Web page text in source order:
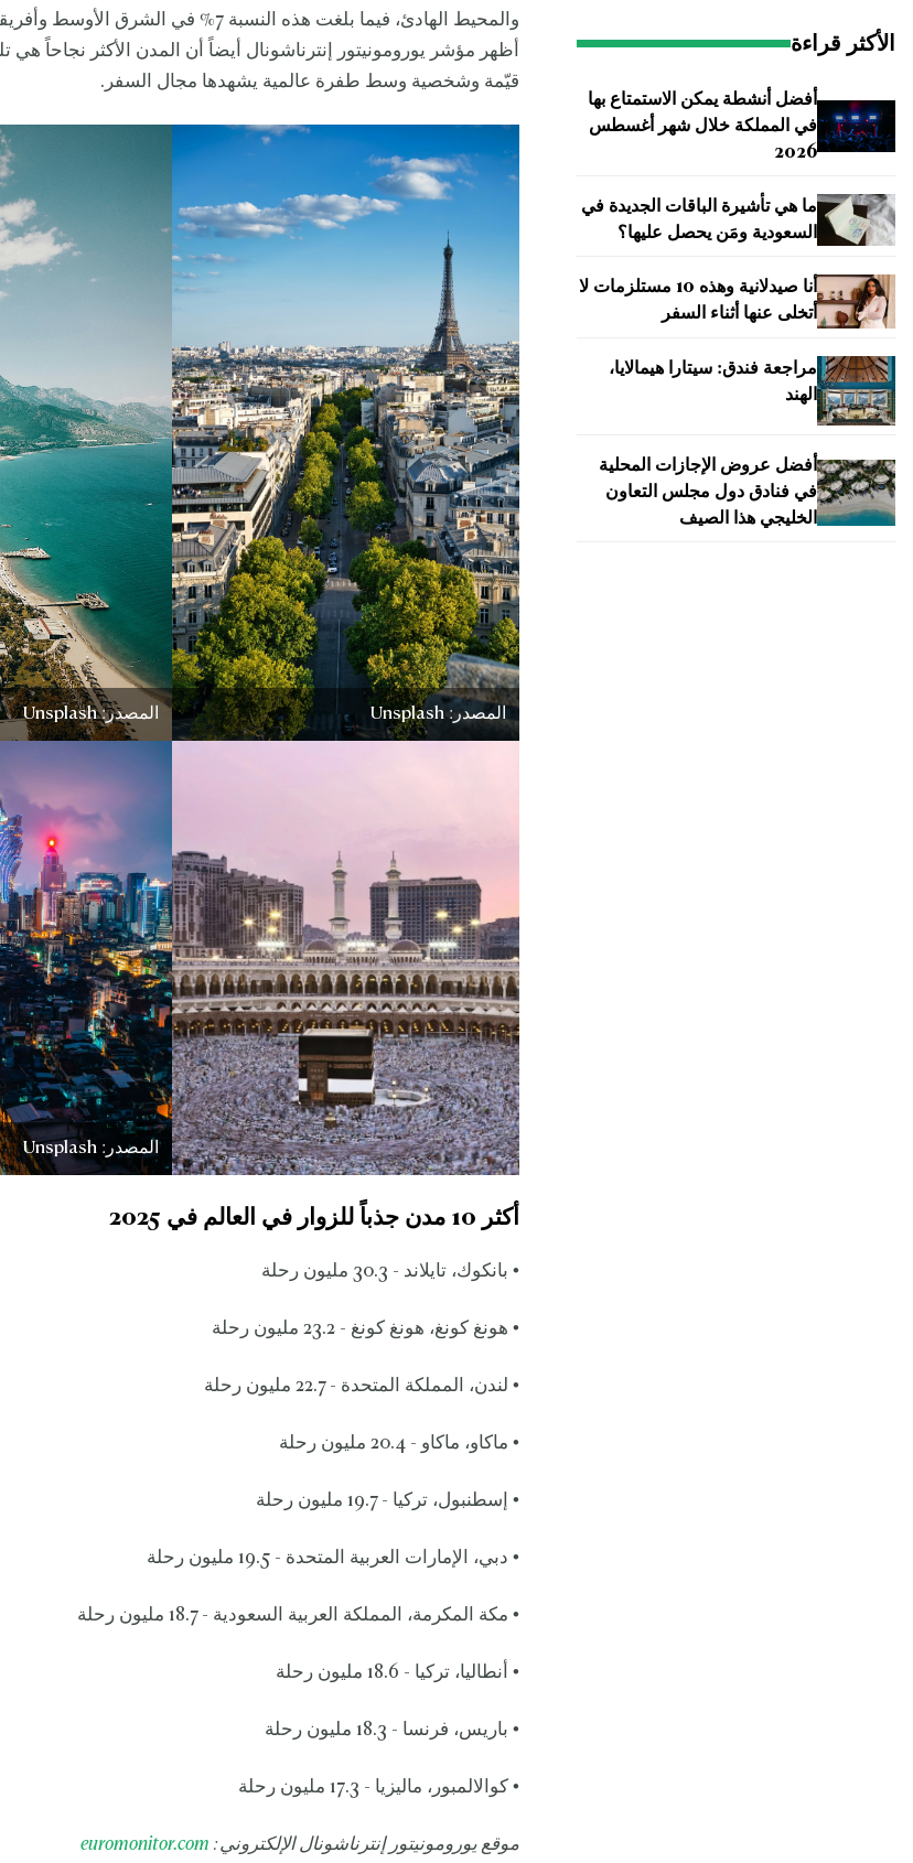
الأكثر قراءة
أفضل أنشطة يمكن الاستمتاع بها
في المملكة خلال شهر أغسطس
2026
ما هي تأشيرة الباقات الجديدة في
السعودية ومَن يحصل عليها؟
أنا صيدلانية وهذه 10 مستلزمات لا
أتخلى عنها أثناء السفر
مراجعة فندق: سيتارا هيمالايا،
الهند
أفضل عروض الإجازات المحلية
في فنادق دول مجلس التعاون
الخليجي هذا الصيف
والمحيط الهادئ، فيما بلغت هذه النسبة 7% في
أظهر مؤشر يورومونيتور إنترناشونال أيضاً أن المدن الأكثر نجاحاً هي
قيّمة وشخصية وسط طفرة عالمية يشهدها مجال السفر.
المصدر: Unsplash المصدر: Unsplash
المصدر: Unsplash
أكثر 10 مدن جذباً للزوار في العالم في 2025
• بانكوك، تايلاند - 30.3 مليون رحلة
• هونغ كونغ، هونغ كونغ - 23.2 مليون رحلة
• لندن، المملكة المتحدة - 22.7 مليون رحلة
• ماكاو، ماكاو - 20.4 مليون رحلة
• إسطنبول، تركيا - 19.7 مليون رحلة
• دبي، الإمارات العربية المتحدة - 19.5 مليون رحلة
• مكة المكرمة، المملكة العربية السعودية - 18.7 مليون رحلة
• أنطاليا، تركيا - 18.6 مليون رحلة
• باريس، فرنسا - 18.3 مليون رحلة
• كوالالمبور، ماليزيا - 17.3 مليون رحلة
موقع يورومونيتور إنترناشونال الإلكتروني: